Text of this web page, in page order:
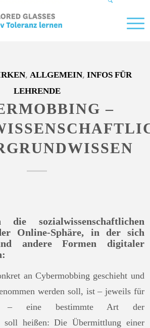
, ALLGEMEIN, INFOS FÜR
LEHRENDE
–
sozialwissenschaftlichen
Online-Sphäre, in der sich
andere Formen digitaler
an Cybermobbing geschieht und
werden soll, ist – jeweils für
– eine bestimmte Art der
soll heißen: Die Übermittlung einer